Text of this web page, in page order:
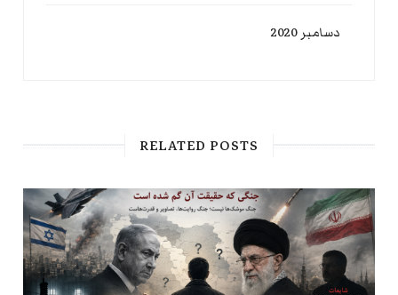
دسامبر 2020
RELATED POSTS